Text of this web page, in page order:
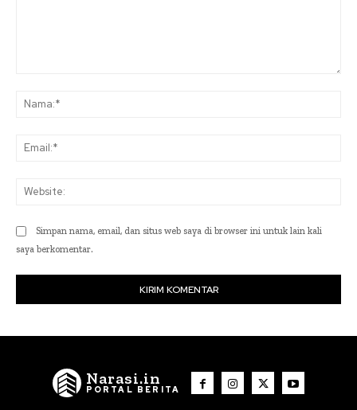
Simpan nama, email, dan situs web saya di browser ini untuk lain kali
saya berkomentar.
Narasi.in
PORTAL BERITA